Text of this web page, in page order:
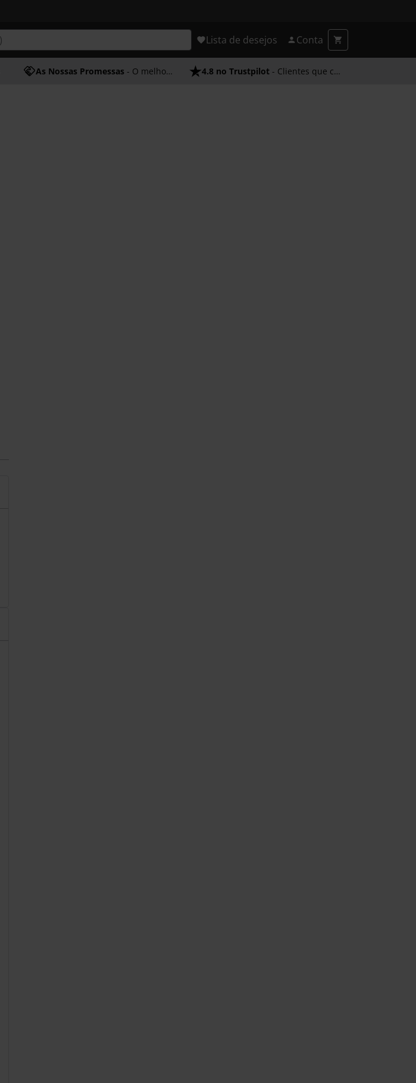
Lista de desejos Conta
As Nossas Promessas - O melhor atendimento 4.8 no Trustpilot - Clientes que confiam em nós